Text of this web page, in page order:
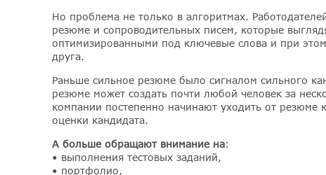
Но проблема не только в алгоритмах.
резюме и сопроводительных писем, которые
оптимизированными под ключевые слова и при
друга.
️Раньше сильное резюме было сигналом сильного
резюме может создать почти любой человек за
компании постепенно начинают уходить от резюме
оценки кандидата.
А больше обращают внимание на:
• выполнения тестовых заданий,
• портфолио,